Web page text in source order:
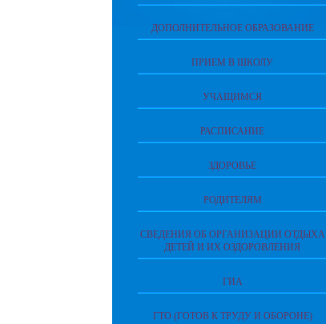
ДОПОЛНИТЕЛЬНОЕ ОБРАЗОВАНИЕ
ПРИЕМ В ШКОЛУ
УЧАЩИМСЯ
РАСПИСАНИЕ
ЗДОРОВЬЕ
РОДИТЕЛЯМ
СВЕДЕНИЯ ОБ ОРГАНИЗАЦИИ ОТДЫХА
ДЕТЕЙ И ИХ ОЗДОРОВЛЕНИЯ
ГИА
ГТО (ГОТОВ К ТРУДУ И ОБОРОНЕ)